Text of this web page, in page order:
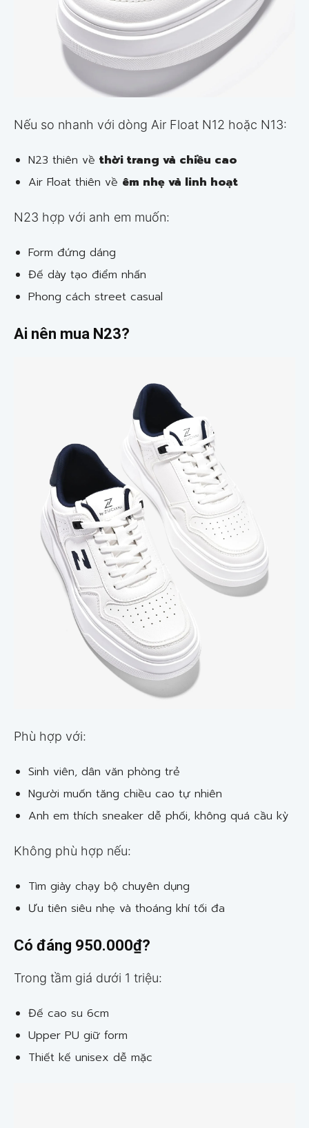
Nếu so nhanh với dòng Air Float N12 hoặc N13:
N23 thiên về thời trang và chiều cao
Air Float thiên về êm nhẹ và linh hoạt
N23 hợp với anh em muốn:
Form đứng dáng
Đế dày tạo điểm nhấn
Phong cách street casual
Ai nên mua N23?
Phù hợp với:
Sinh viên, dân văn phòng trẻ
Người muốn tăng chiều cao tự nhiên
Anh em thích sneaker dễ phối, không quá cầu kỳ
Không phù hợp nếu:
Tìm giày chạy bộ chuyên dụng
Ưu tiên siêu nhẹ và thoáng khí tối đa
Có đáng 950.000₫?
Trong tầm giá dưới 1 triệu:
Đế cao su 6cm
Upper PU giữ form
Thiết kế unisex dễ mặc